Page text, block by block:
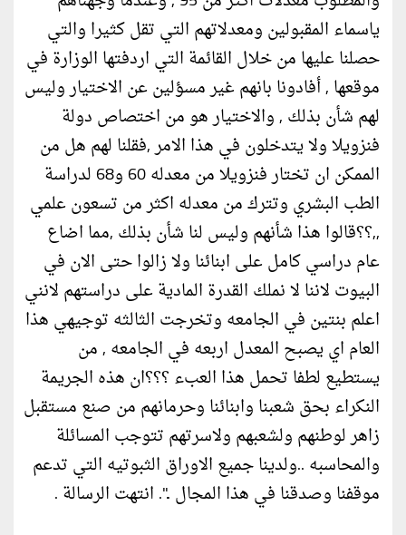
ياسماء المقبولين ومعدلاتهم التي تقل كثيرا والتي
حصلنا عليها من خلال القائمة التي اردفتها الوزارة في
موقعها , أفادونا بانهم غير مسؤلين عن الاختيار وليس
لهم شأن بذلك , والاختيار هو من اختصاص دولة
فنزويلا ولا يتدخلون في هذا الامر ,فقلنا لهم هل من
الممكن ان تختار فنزويلا من معدله 60 و68 لدراسة
الطب البشري وتترك من معدله اكثر من تسعون علمي
,,؟؟قالوا هذا شأنهم وليس لنا شأن بذلك ,مما اضاع
عام دراسي كامل على ابنائنا ولا زالوا حتى الان في
البيوت لاننا لا نملك القدرة المادية على دراستهم لانني
اعلم بنتين في الجامعه وتخرجت الثالثه توجيهي هذا
العام اي يصبح المعدل اربعه في الجامعه , من
يستطيع لطفا تحمل هذا العبء ؟؟؟ان هذه الجريمة
النكراء بحق شعبنا وابنائنا وحرمانهم من صنع مستقبل
زاهر لوطنهم ولشعبهم ولاسرتهم تتوجب المسائلة
والمحاسبه ..ولدينا جميع الاوراق الثبوتيه التي تدعم
موقفنا وصدقنا في هذا المجال ..". انتهت الرسالة .